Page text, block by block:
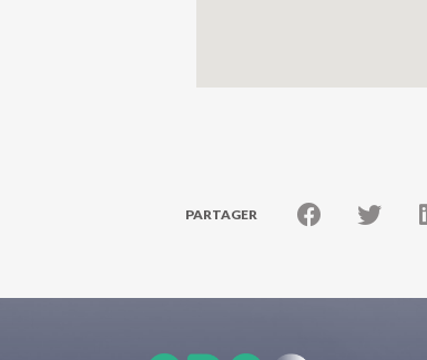
PARTAGER